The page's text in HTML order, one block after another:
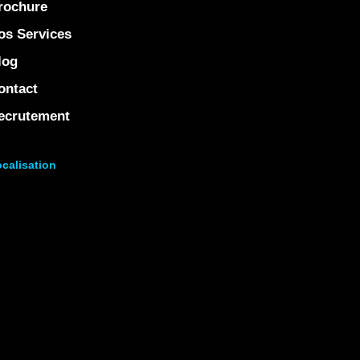
Services